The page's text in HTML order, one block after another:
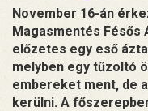
November 16-án
Magasmentés Fésős
előzetes egy eső
melyben egy tűzoltó
embereket ment, de
kerülni. A